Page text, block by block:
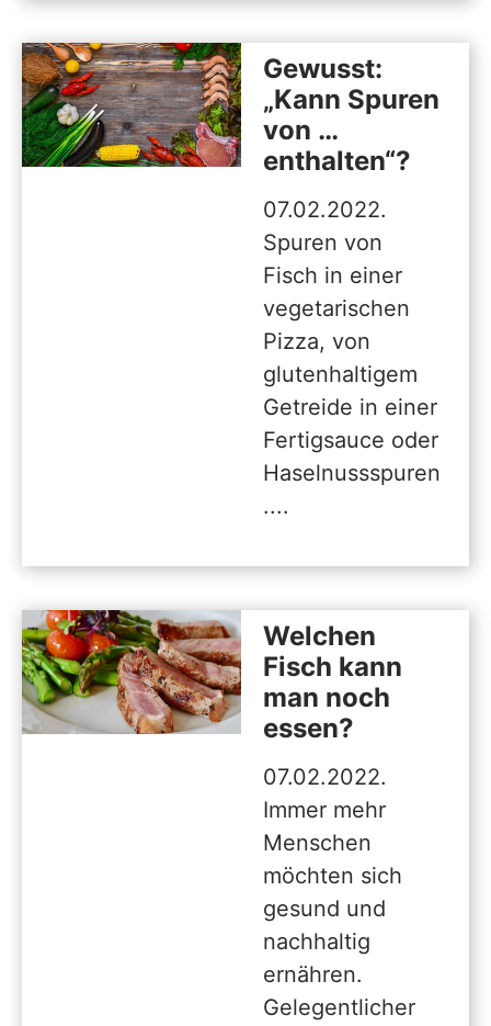
Gewusst:
„Kann Spuren
von …
enthalten“?
07.02.2022.
Spuren von
Fisch in einer
vegetarischen
Pizza, von
glutenhaltigem
Getreide in einer
Fertigsauce oder
Haselnussspuren
....
Welchen
Fisch kann
man noch
essen?
07.02.2022.
Immer mehr
Menschen
möchten sich
gesund und
nachhaltig
ernähren.
Gelegentlicher